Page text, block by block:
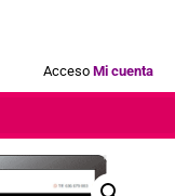
Acceso Mi cuenta